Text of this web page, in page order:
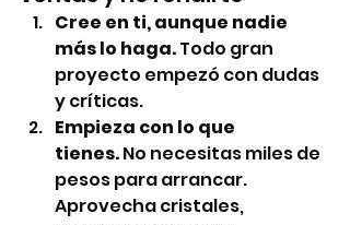
Cree en ti, aunque nadie
más lo haga. Todo gran
proyecto empezó con dudas
y críticas.
Empieza con lo que
tienes. No necesitas miles de
pesos para arrancar.
Aprovecha cristales,